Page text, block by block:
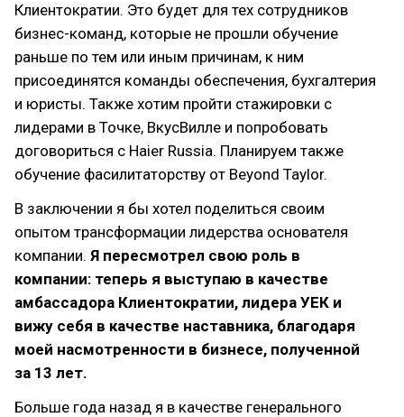
Клиентократии. Это будет для тех сотрудников
бизнес-команд, которые не прошли обучение
раньше по тем или иным причинам, к ним
присоединятся команды обеспечения, бухгалтерия
и юристы. Также хотим пройти стажировки с
лидерами в Точке, ВкусВилле и попробовать
договориться с Haier Russia. Планируем также
обучение фасилитаторству от Beyond Taylor.
В заключении я бы хотел поделиться своим
опытом трансформации лидерства основателя
компании. Я пересмотрел свою роль в
компании: теперь я выступаю в качестве
амбассадора Клиентократии, лидера УЕК и
вижу себя в качестве наставника, благодаря
моей насмотренности в бизнесе, полученной
за 13 лет.
Больше года назад я в качестве генерального